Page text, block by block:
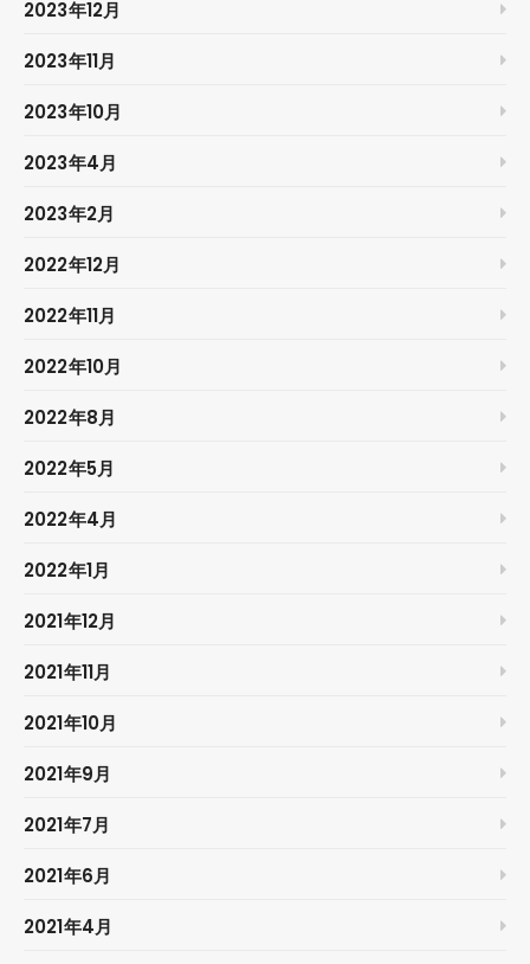
2023年12月
2023年11月
2023年10月
2023年4月
2023年2月
2022年12月
2022年11月
2022年10月
2022年8月
2022年5月
2022年4月
2022年1月
2021年12月
2021年11月
2021年10月
2021年9月
2021年7月
2021年6月
2021年4月